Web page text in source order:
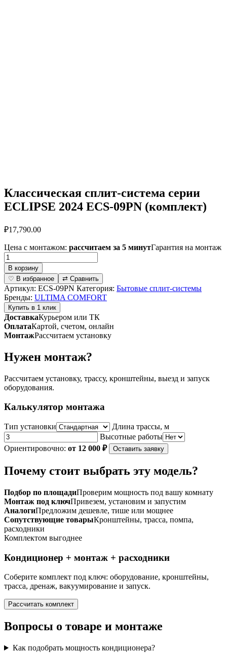
Классическая сплит-система серии
ECLIPSE 2024 ECS-09PN (комплект)
₽17,790.00
Цена с монтажом: рассчитаем за 5 минутГарантия на монтаж
Количество
товара
Классическая
сплит-
система
серии
ECLIPSE
2024
ECS-
09PN
В корзину
♡ В избранное
⇄ Сравнить
Артикул: ECS-09PN Категория: Бытовые сплит-системы
Бренды: ULTIMA COMFORT
Купить в 1 клик
ДоставкаКурьером или ТК
ОплатаКартой, счетом, онлайн
МонтажРассчитаем установку
Нужен монтаж?
Рассчитаем установку, трассу, кронштейны, выезд и запуск
оборудования.
Калькулятор монтажа
Тип установки
Длина трассы, м
Высотные работы
Ориентировочно: от 12 000 ₽ Оставить заявку
Почему стоит выбрать эту модель?
Подбор по площадиПроверим мощность под вашу комнату
Монтаж под ключПривезем, установим и запустим
АналогиПредложим дешевле, тише или мощнее
Сопутствующие товарыКронштейны, трасса, помпа,
расходники
Комплектом выгоднее
Кондиционер + монтаж + расходники
Соберите комплект под ключ: оборудование, кронштейны,
трасса, дренаж, вакуумирование и запуск.
Рассчитать комплект
Вопросы о товаре и монтаже
Как подобрать мощность кондиционера?